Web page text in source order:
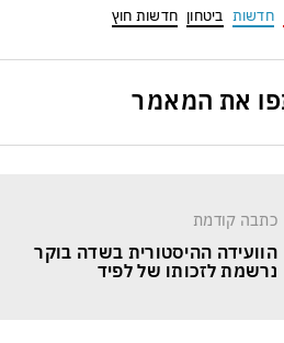
חדשות ביטחון חדשות חוץ
את המאמר
כתבה קודמת
הוועידה ההיסטורית בשדה בוקר
נרשמת לזכותו של לפיד